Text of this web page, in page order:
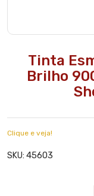
Tinta
Brilho
Clique e veja!
SKU: 45603